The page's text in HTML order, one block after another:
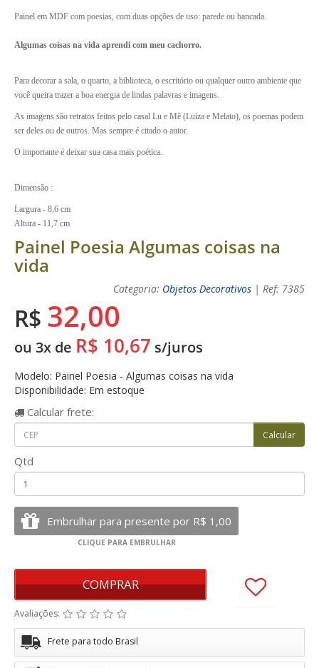
Painel em MDF com poesias, com duas opções de uso: parede ou bancada.
Algumas coisas na vida aprendi com meu cachorro.
Para decorar a sala, o quarto, a biblioteca, o escritório ou qualquer outro ambiente que
você queira trazer a boa energia de lindas palavras e imagens.
As imagens são retratos feitos pelo casal Lu e Mê (Luíza e Melato), os poemas podem
ser deles ou de outros. Mas sempre é citado o autor.
O importante é deixar sua casa mais poética.
Dimensão :
Largura - 8,6 cm
Altura - 11,7 cm
Painel Poesia Algumas coisas na
vida
Categoria: Objetos Decorativos | Ref: 7385
R$ 32,00
ou 3x de R$ 10,67 s/juros
Modelo: Painel Poesia - Algumas coisas na vida
Disponibilidade: Em estoque
Calcular frete:
Qtd
COMPRAR
Avaliações:
Frete para todo Brasil